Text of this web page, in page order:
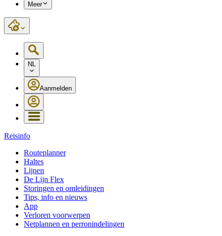
Meer
NL
Aanmelden
Reisinfo
Routeplanner
Haltes
Lijnen
De Lijn Flex
Storingen en omleidingen
Tips, info en nieuws
App
Verloren voorwerpen
Netplannen en perronindelingen